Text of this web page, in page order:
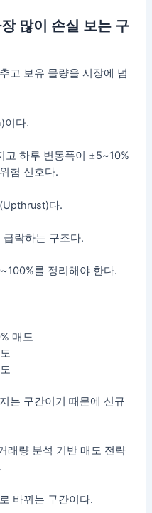
많이 손실 보는 구
고 보유 물량을 시장에 넘
이다.
고 하루 변동폭이 ±5~10%
험 신호다.
다.
락하는 구조다.
를 정리해야 한다.
매도
는 구간이기 때문에 신규
래량 분석 기반 매도 전략
바뀌는 구간이다.